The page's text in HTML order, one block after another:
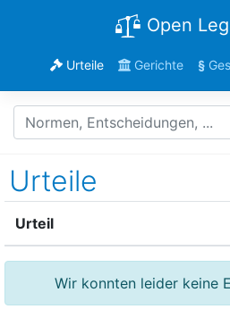
Open
Urteile Gerichte §
Urteile
Urteil
Wir konnten leider keine